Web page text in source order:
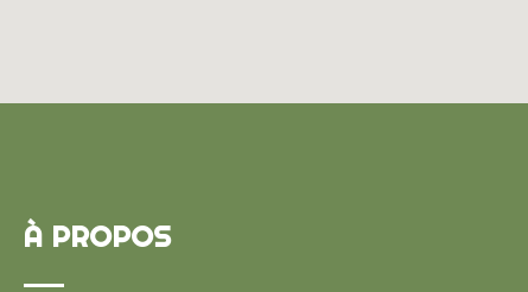
À PROPOS